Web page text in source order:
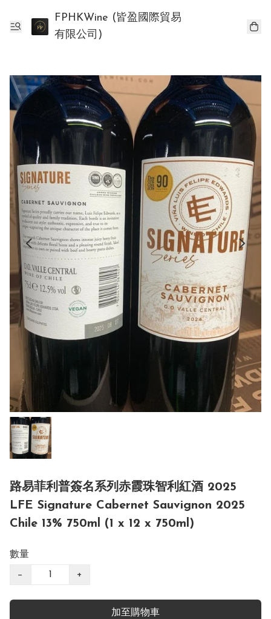
FPHKWine (皆盈國際貿易
有限公司)
路易菲利普簽名系列赤霞珠智利紅酒 2025
LFE Signature Cabernet Sauvignon 2025
Chile 13% 750ml (1 x 12 x 750ml)
數量
− +
加至購物車